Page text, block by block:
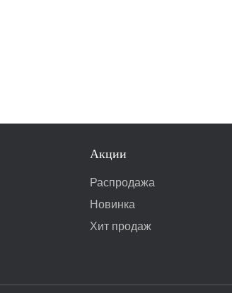
Акции
Распродажа
Новинка
Хит продаж